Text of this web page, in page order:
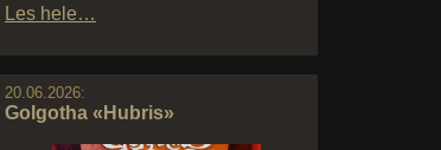
Les hele…
20.06.2026:
Golgotha «Hubris»